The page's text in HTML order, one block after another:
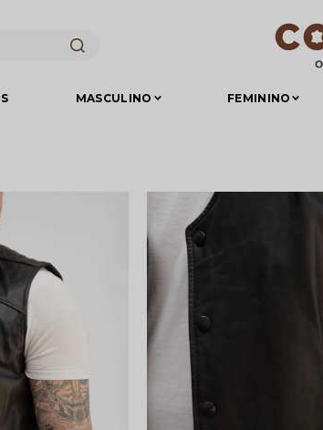
MASCULINO FEMININO